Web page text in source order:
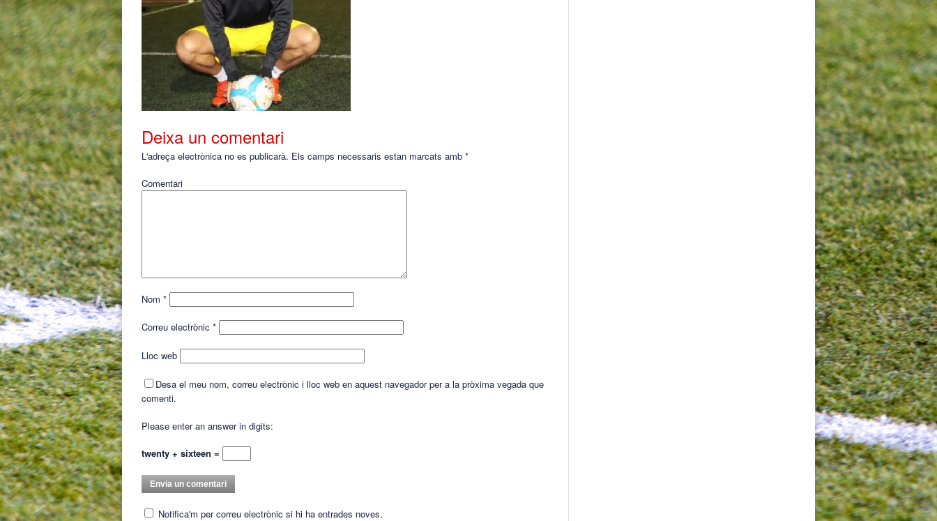
Deixa un comentari
L'adreça electrònica no es publicarà. Els camps necessaris estan marcats amb *
Comentari
Nom *
Correu electrònic *
Lloc web
Desa el meu nom, correu electrònic i lloc web en aquest navegador per a la pròxima vegada que
comenti.
Please enter an answer in digits:
twenty + sixteen =
Notifica'm per correu electrònic si hi ha entrades noves.